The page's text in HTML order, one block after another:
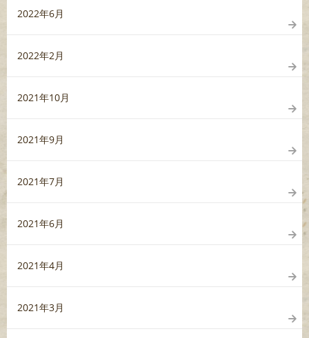
2022年6月
2022年2月
2021年10月
2021年9月
2021年7月
2021年6月
2021年4月
2021年3月